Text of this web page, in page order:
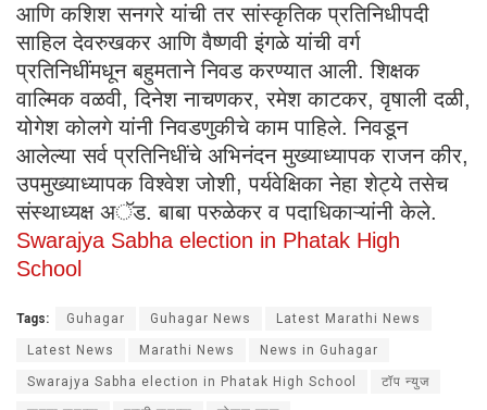
आणि कशिश सनगरे यांची तर सांस्कृतिक प्रतिनिधीपदी
साहिल देवरुखकर आणि वैष्णवी इंगळे यांची वर्ग
प्रतिनिधींमधून बहुमताने निवड करण्यात आली. शिक्षक
वाल्मिक वळवी, दिनेश नाचणकर, रमेश काटकर, वृषाली दळी,
योगेश कोलगे यांनी निवडणुकीचे काम पाहिले. निवडून
आलेल्या सर्व प्रतिनिधींचे अभिनंदन मुख्याध्यापक राजन कीर,
उपमुख्याध्यापक विश्वेश जोशी, पर्यवेक्षिका नेहा शेट्ये तसेच
संस्थाध्यक्ष अॅड. बाबा परुळेकर व पदाधिकाऱ्यांनी केले.
Swarajya Sabha election in Phatak High
School
Tags: Guhagar Guhagar News Latest Marathi News
Latest News Marathi News News in Guhagar
Swarajya Sabha election in Phatak High School टॉप न्युज